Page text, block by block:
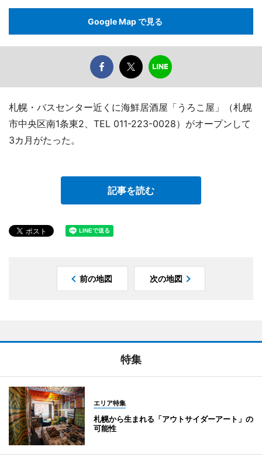
Google Map で見る
札幌・バスセンター近くに海鮮居酒屋「うろこ屋」（札幌
市中央区南1条東2、TEL 011-223-0028）がオープンして
3カ月がたった。
記事を読む
前の地図 次の地図
特集
エリア特集
札幌から生まれる「アウトサイダーアート」の
可能性